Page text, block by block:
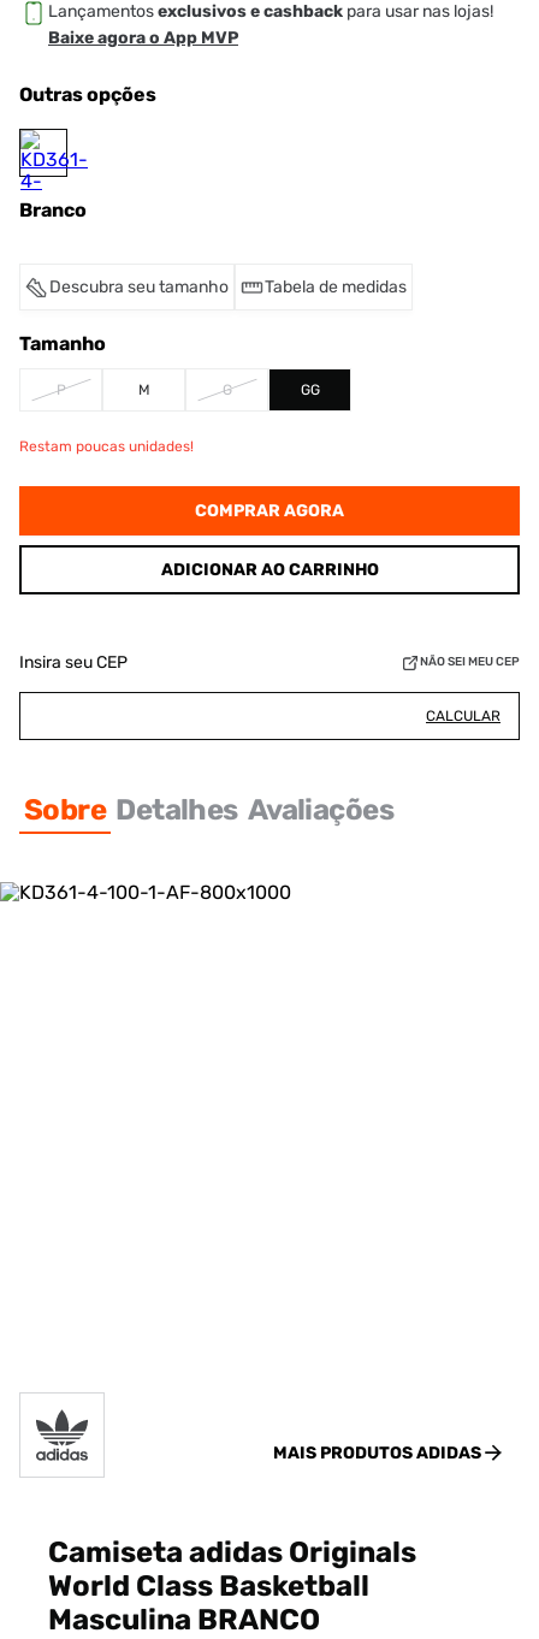
Lançamentosexclusivos e cashback para usar nas lojas!
Baixe agora o App MVP
Outras opções
Branco
Descubra seu tamanho Tabela de medidas
Tamanho
P M G GG
Restam poucas unidades!
COMPRAR AGORA
ADICIONAR AO CARRINHO
Insira seu CEP NÃO SEI MEU CEP
CALCULAR
Sobre Detalhes Avaliações
MAIS PRODUTOSADIDAS
Camiseta adidas Originals
World Class Basketball
Masculina BRANCO